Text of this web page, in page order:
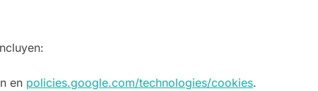
en policies.google.com/technologies/cookies.